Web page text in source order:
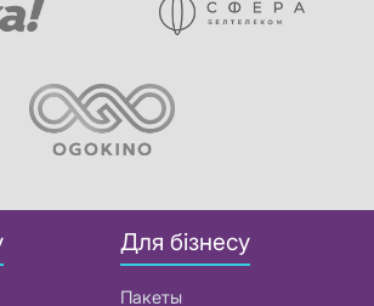
Для бізнесу
Пакеты